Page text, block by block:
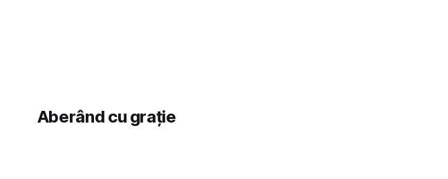
Aberând cu grație